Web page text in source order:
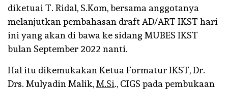
diketuai T. Ridal, S.Kom, bersama anggotanya
melanjutkan pembahasan draft AD/ART IKST hari
ini yang akan di bawa ke sidang MUBES IKST
bulan September 2022 nanti.
Hal itu dikemukakan Ketua Formatur IKST, Dr.
Drs. Mulyadin Malik,M.Si., CIGS pada pembukaan